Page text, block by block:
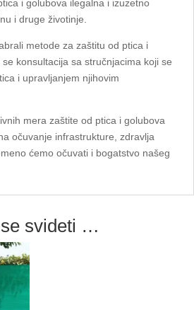
i golubova ilegalna i izuzetno
i druge životinje.
metode za zaštitu od ptica i
konsultacija sa stručnjacima koji se
i upravljanjem njihovim
mera zaštite od ptica i golubova
očuvanje infrastrukture, zdravlja
ćemo očuvati i bogatstvo našeg
svideti …